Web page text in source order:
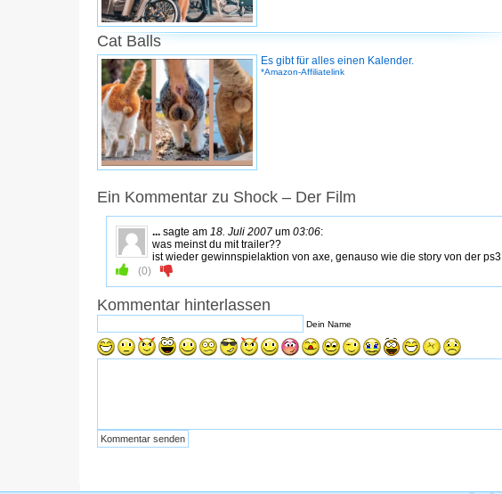
Cat Balls
Es gibt für alles einen Kalender.
*Amazon-Affiliatelink
Ein Kommentar zu Shock – Der Film
... sagte am 18. Juli 2007 um 03:06:
was meinst du mit trailer??
ist wieder gewinnspielaktion von axe, genauso wie die story von der ps3
(0)
Kommentar hinterlassen
Dein Name